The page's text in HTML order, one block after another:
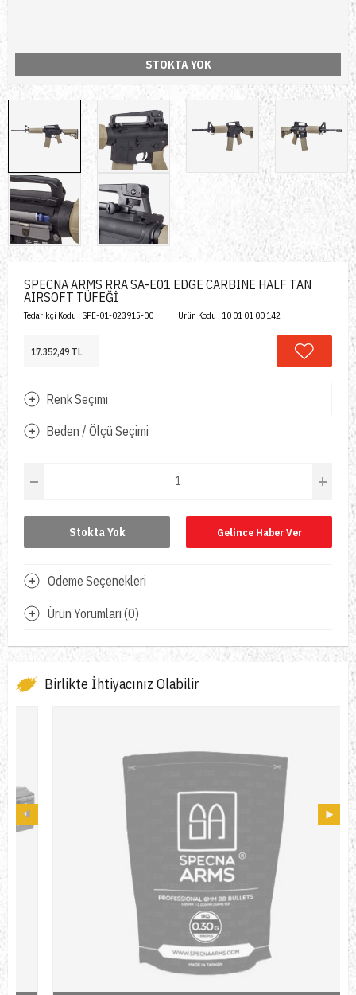
STOKTA YOK
SPECNA ARMS RRA SA-E01 EDGE CARBINE HALF TAN
AIRSOFT TÜFEĞİ
Tedarikçi Kodu : SPE-01-023915-00 Ürün Kodu : 10 01 01 00 142
17.352,49 TL
Renk Seçimi
Beden / Ölçü Seçimi
Stokta Yok Gelince Haber Ver
Ödeme Seçenekleri
Ürün Yorumları (0)
Birlikte İhtiyacınız Olabilir